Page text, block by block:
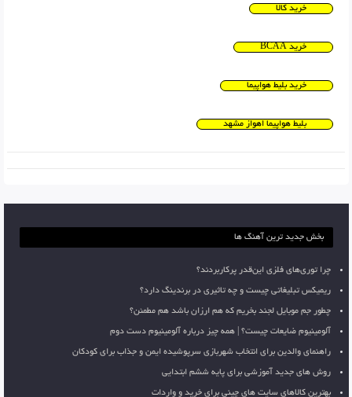
خرید کالا
خرید BCAA
خرید بلیط هواپیما
بلیط هواپیما اهواز مشهد
بخش جدید ترین آهنگ ها
چرا توری‌های فلزی این‌قدر پرکاربردند؟
ریمیکس تبلیغاتی چیست و چه تاثیری در برندینگ دارد؟
چطور جم موبایل لجند بخریم که هم ارزان باشد هم مطمئن؟
آلومینیوم ضایعات چیست؟ | همه چیز درباره آلومینیوم دست دوم
راهنمای والدین برای انتخاب شهربازی سرپوشیده ایمن و جذاب برای کودکان
روش های جدید آموزشی برای پایه ششم ابتدایی
بهترین کالاهای سایت های چینی برای خرید و واردات